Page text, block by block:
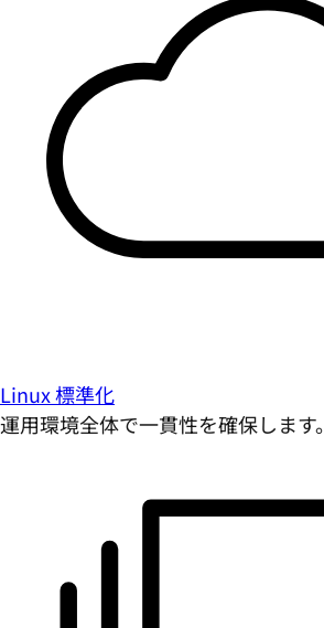
Linux 標準化
運用環境全体で一貫性を確保します。